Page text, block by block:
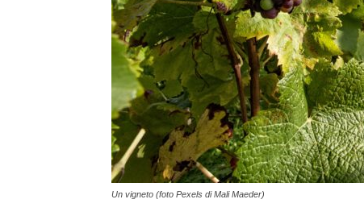
Un vigneto (foto Pexels di Mali Maeder)